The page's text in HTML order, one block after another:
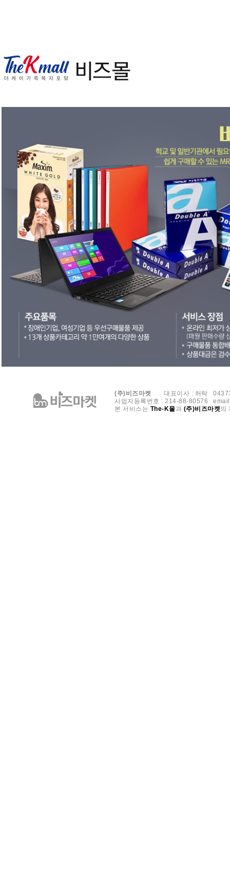
(주)비즈마켓
대표이사 : 허탁 	04373 서울특별시 용산구 청파로 40 삼구빌딩 9층
사업자등록번호 : 214-88-80576	email : bizmarket@bizmarket.com	개인정보보호 책임자 : 박상욱	CopyrightⓒBIZMARKET CO., LTD.
본 서비스는 The-K몰과 (주)비즈마켓의